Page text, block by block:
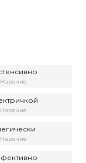
Наречие
Наречие
Наречие